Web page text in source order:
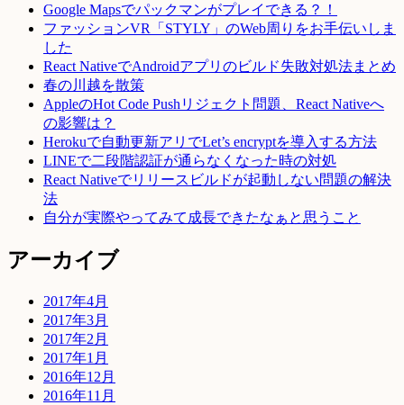
Google Mapsでパックマンがプレイできる？！
ファッションVR「STYLY」のWeb周りをお手伝いしま
した
React NativeでAndroidアプリのビルド失敗対処法まとめ
春の川越を散策
AppleのHot Code Pushリジェクト問題、React Nativeへ
の影響は？
Herokuで自動更新アリでLet’s encryptを導入する方法
LINEで二段階認証が通らなくなった時の対処
React Nativeでリリースビルドが起動しない問題の解決
法
自分が実際やってみて成長できたなぁと思うこと
アーカイブ
2017年4月
2017年3月
2017年2月
2017年1月
2016年12月
2016年11月